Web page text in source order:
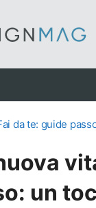
da te: guide
un